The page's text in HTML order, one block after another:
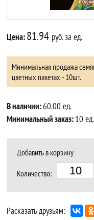
Цена:81.94 руб. за ед.
Минимальная продажа
цветных пакетах - 10шт.
В наличии:60.00 ед.
Минимальный заказ:10 ед.
Добавить в корзину
Количество:
Расказать друзьям: